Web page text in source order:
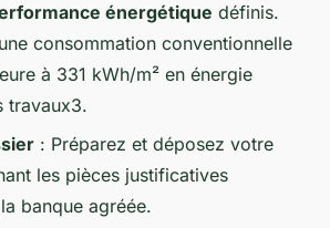
énergétique définis.
consommation conventionnelle
à 331 kWh/m² en énergie
travaux3.
: Préparez et déposez votre
les pièces justificatives
banque agréée.